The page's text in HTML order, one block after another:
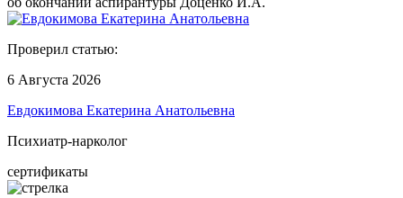
Проверил статью:
6 Августа 2026
Евдокимова Екатерина Анатольевна
Психиатр-нарколог
сертификаты